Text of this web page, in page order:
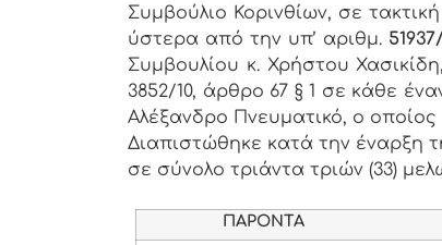
Συμβούλιο Κορινθίων, σε
ύστερα από την υπ’ αριθμ.
Συμβουλίου κ. Χρήστου
3852/10, άρθρο 67 § 1 σε κάθε
Αλέξανδρο Πνευματικό, ο
Διαπιστώθηκε κατά την έναρξη
σε σύνολο τριάντα τριών (33)
ΠΑΡΟΝΤΑ